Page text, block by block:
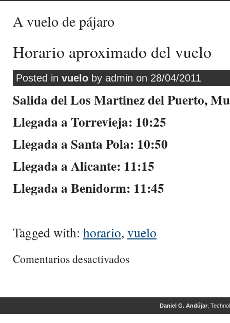
A vuelo de pájaro
Horario aproximado del vuelo
Posted in vuelo by admin on 28/04/2011
Salida del Los Martinez del Puerto,
Llegada a Torrevieja: 10:25
Llegada a Santa Pola: 10:50
Llegada a Alicante: 11:15
Llegada a Benidorm: 11:45
Tagged with: horario, vuelo
Comentarios desactivadosHorario
Daniel G. Andújar ,